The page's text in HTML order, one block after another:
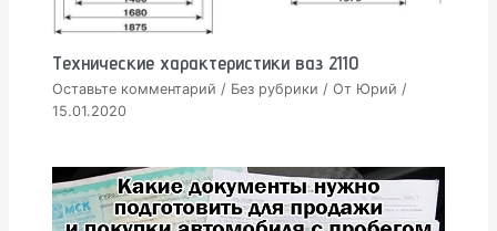
Технические характеристики ваз 2110
Оставьте комментарий / Без рубрики / От Юрий /
15.01.2020